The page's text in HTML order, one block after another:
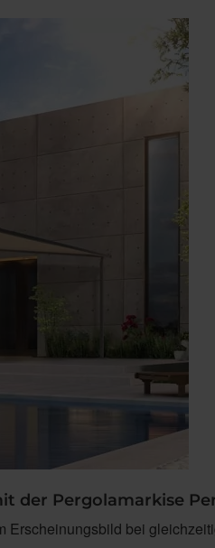
der Pergolamarkise
Erscheinungsbild bei